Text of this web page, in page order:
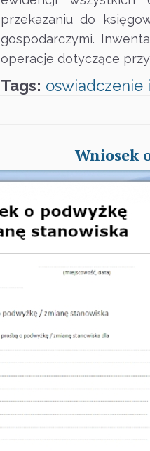
przekazaniu do
gospodarczymi.
operacje dotyczące
Tags: oswiadczenie
Wniosek